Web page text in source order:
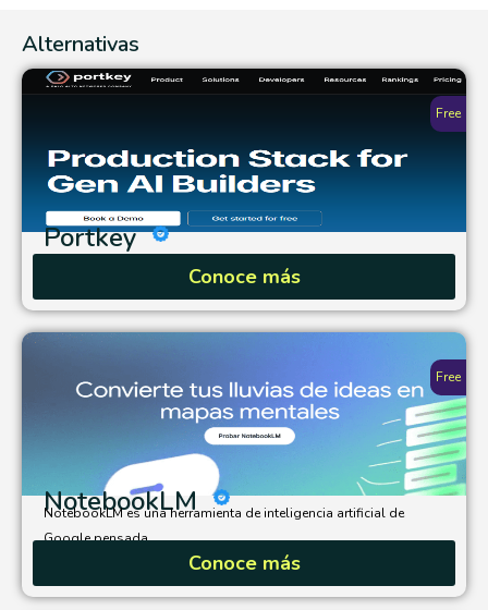
Alternativas
Portkey
Conoce más
Free
NotebookLM
NotebookLM es una herramienta de inteligencia artificial de
Google pensada...
Conoce más
Free